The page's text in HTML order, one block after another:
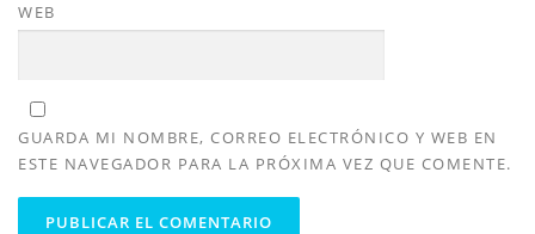
WEB
GUARDA MI NOMBRE, CORREO ELECTRÓNICO Y WEB EN
ESTE NAVEGADOR PARA LA PRÓXIMA VEZ QUE COMENTE.